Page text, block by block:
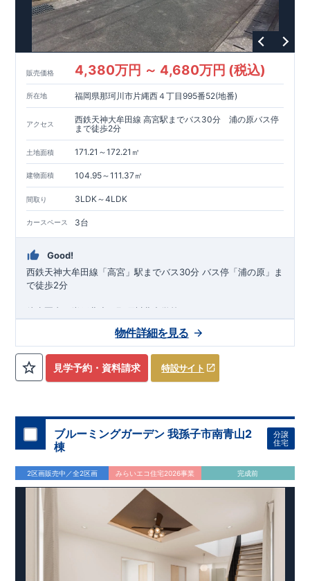
販売価格 4,380万円 ～ 4,680万円 (税込)
所在地 福岡県那珂川市片縄西４丁目995番52(地番)
アクセス
西鉄天神大牟田線 高宮駅までバス30分 浦の原バス停
まで徒歩2分
土地面積 171.21～172.21㎡
建物面積 104.95～111.37㎡
間取り 3LDK～4LDK
カースペース 3台
Good!
西鉄天神大牟田線「高宮」駅までバス30分 バス停「浦の原」ま
で徒歩2分
徒歩圏内に岩戸北小・那珂川北中学校、
★★★
1号棟：（4）LDK＋マルチスキップ＋カースペース3台
​2号棟：4LDK＋カースペース3台
東栄セーフティダンパー標準装備​【2024年度グッドデザイン
賞、受賞！】
こだわりの設備仕様
・キッチンには便利な
・リビングには全体が見渡せる対面キッチン
・お風呂場には浴室暖房換気乾燥機完備
で快適な住まい環境
周辺環境
【教育施設】 ・​那珂川片縄コスモス保育園…約8 0 0 m（徒歩
・認定こども園マリア幼稚園…約1,100m（徒歩14 ～ 15分）
・岩戸北小学校…約7 5 0 m（ 徒歩10 分）
・那珂川北中学校…約1,100m（徒歩14 ～ 16分）
見学予約・資料請求 特設サイト
物件詳細を見る
ブルーミングガーデン 我孫子市南青山2
棟
分譲
住宅
2区画販売中／全2区画 みらいエコ住宅2026事業 完成前